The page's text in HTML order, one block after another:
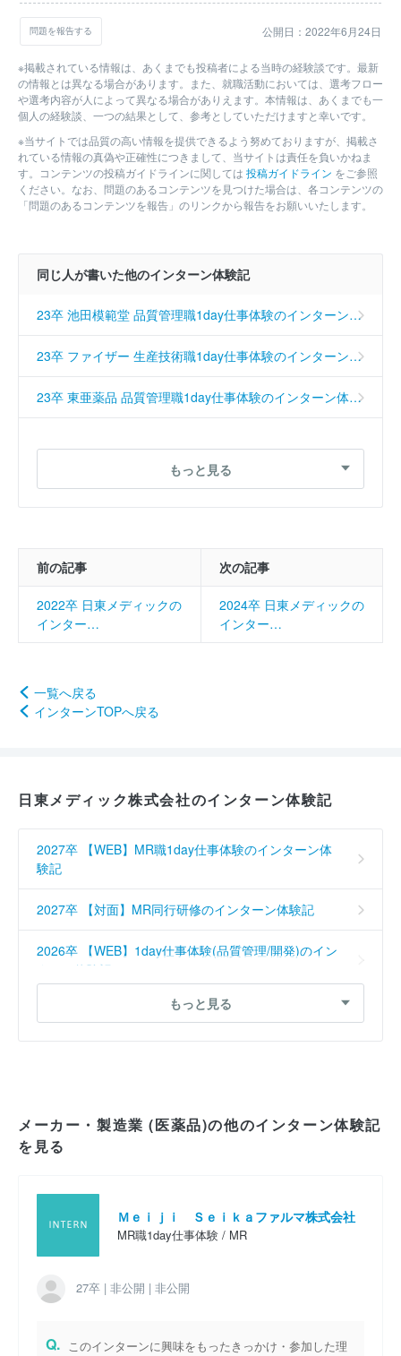
問題を報告する 公開日：2022年6月24日
※掲載されている情報は、あくまでも投稿者による当時の経験談です。最新
の情報とは異なる場合があります。また、就職活動においては、選考フロー
や選考内容が人によって異なる場合がありえます。本情報は、あくまでも一
個人の経験談、一つの結果として、参考としていただけますと幸いです。
※当サイトでは品質の高い情報を提供できるよう努めておりますが、掲載さ
れている情報の真偽や正確性につきまして、当サイトは責任を負いかねま
す。コンテンツの投稿ガイドラインに関しては 投稿ガイドライン をご参照
ください。なお、問題のあるコンテンツを見つけた場合は、各コンテンツの
「問題のあるコンテンツを報告」のリンクから報告をお願いいたします。
同じ人が書いた他のインターン体験記
23卒 池田模範堂 品質管理職1day仕事体験のインターン体験記（No.26781）
23卒 ファイザー 生産技術職1day仕事体験のインターン体験記（No.26775）
23卒 東亜薬品 品質管理職1day仕事体験のインターン体験記（No.26726）
もっと見る
前の記事 次の記事
2022卒 日東メディックの
インター…
2024卒 日東メディックの
インター…
一覧へ戻る
インターンTOPへ戻る
日東メディック株式会社のインターン体験記
2027卒 【WEB】MR職1day仕事体験のインターン体
験記
2027卒 【対面】MR同行研修のインターン体験記
2026卒 【WEB】1day仕事体験(品質管理/開発)のイン
ターン体験記
2025卒 1day仕事体験のインターン体験記
2022卒 研究開発職コースのインターン体験記
2022卒 開発コースのインターン体験記
もっと見る
メーカー・製造業 (医薬品)の他のインターン体験記
を見る
Ｍｅｉｊｉ Ｓｅｉｋａファルマ株式会社
MR職1day仕事体験 / MR
27卒 | 非公開 | 非公開
Q. このインターンに興味をもったきっかけ・参加した理